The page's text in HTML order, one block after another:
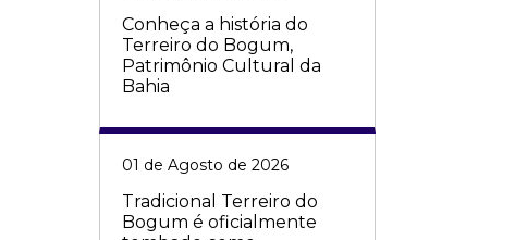
Conheça a história do
Terreiro do Bogum,
Patrimônio Cultural da
Bahia
01 de Agosto de 2026
Tradicional Terreiro do
Bogum é oficialmente